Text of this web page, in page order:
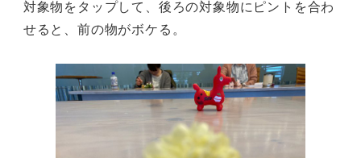
対象物をタップして、後ろの対象物にピントを合わ
せると、前の物がボケる。